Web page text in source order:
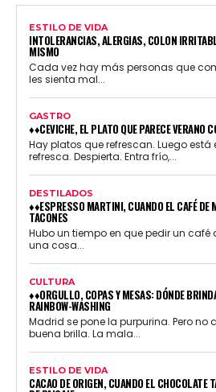
ESTILO DE VIDA
INTOLERANCIAS, ALERGIAS, COLON
MISMO
Cada vez hay más personas que
les sienta mal...
GASTRO
♦♦CEVICHE, EL PLATO QUE PARECE VERANO
Hay platos que refrescan. Luego está
refresca. Despierta. Entra frío,...
DESTILADOS
♦♦ESPRESSO MARTINI, CUANDO EL CAFÉ DE
TACONES
Hubo un tiempo en que pedir un café
una cosa...
CULTURA
♦♦ORGULLO, COPAS Y MESAS: DÓNDE
RAINBOW-WASHING
Madrid se pone la purpurina. Pero no
buena brilla. La mala...
ESTILO DE VIDA
CACAO DE ORIGEN, CUANDO EL CHOCOLATE